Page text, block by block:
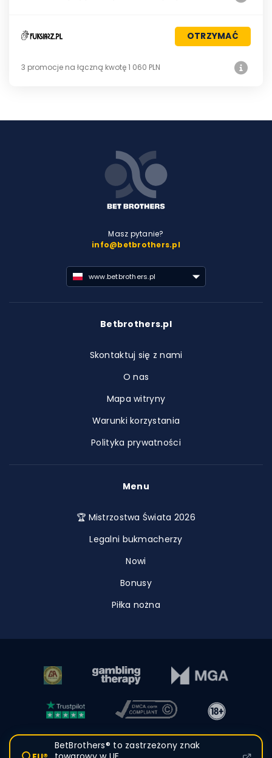
OTRZYMAĆ
3 promocje na łączną kwotę 1 060 PLN
Masz pytanie?
info@betbrothers.pl
www.betbrothers.pl
Betbrothers.pl
Skontaktuj się z nami
O nas
Mapa witryny
Warunki korzystania
Polityka prywatności
Menu
🏆 Mistrzostwa Świata 2026
Legalni bukmacherzy
Nowi
Bonusy
Piłka nożna
BetBrothers® to zastrzeżony znak